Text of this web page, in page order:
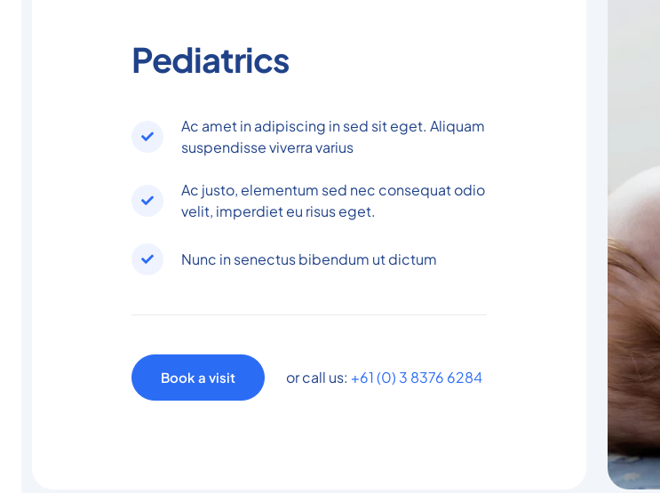
Pediatrics
Ac amet in adipiscing in sed sit eget. Aliquam
suspendisse viverra varius
Ac justo, elementum sed nec consequat odio
velit, imperdiet eu risus eget.
Nunc in senectus bibendum ut dictum
Book a visit or call us: +61 (0) 3 8376 6284